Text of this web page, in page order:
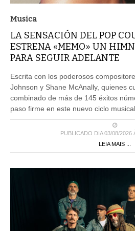
Musica
LA SENSACIÓN DEL POP
ESTRENA «MEMO» UN
PARA SEGUIR ADELANTE
Escrita con los poderosos
Johnson y Shane McAnally, quienes
combinado de más de 145 éxitos
paso firme en este nuevo ciclo musical.
PUBLICADO DIA 03/08/2026
LEIA MAIS ...